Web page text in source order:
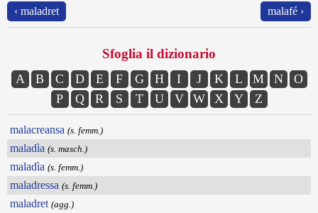
‹ maladret malafé ›
Sfoglia il dizionario
A B C D E F G H I J K L M N
O
P
Q R S T U V W X Y Z
malacreansa (s. femm.)
maladìa (s. masch.)
maladìa (s. femm.)
maladressa (s. femm.)
maladret (agg.)